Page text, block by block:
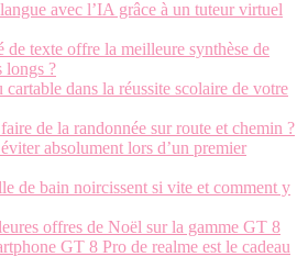
avec l’IA grâce à un tuteur virtuel
de texte offre la meilleure synthèse de
longs ?
dans la réussite scolaire de votre
de la randonnée sur route et chemin ?
absolument lors d’un premier
de bain noircissent si vite et comment y
offres de Noël sur la gamme GT 8
GT 8 Pro de realme est le cadeau